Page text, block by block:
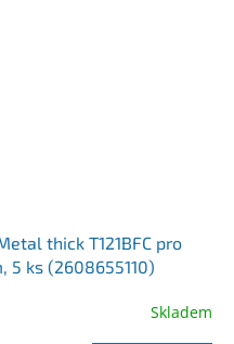
thick T121BFC pro
5 ks (2608655110)
Skladem